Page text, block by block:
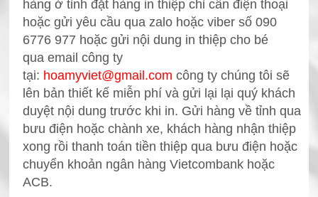
hàng ở tỉnh đặt hàng in thiệp chỉ cần điện thoại
hoặc gửi yêu cầu qua zalo hoặc viber số 090
6776 977 hoặc gửi nội dung in thiệp cho bé
qua email công ty
tại: hoamyviet@gmail.com công ty chúng tôi sẽ
lên bản thiết kế miễn phí và gửi lại lại quý khách
duyệt nội dung trước khi in. Gửi hàng về tỉnh qua
bưu điện hoặc chành xe, khách hàng nhận thiệp
xong rồi thanh toán tiền thiệp qua bưu điện hoặc
chuyển khoản ngân hàng Vietcombank hoặc
ACB.